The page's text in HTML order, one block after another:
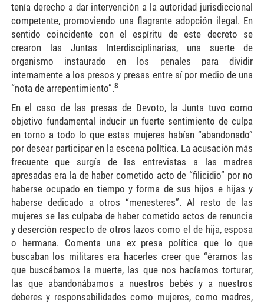
tenía derecho a dar intervención a la autoridad jurisdiccional
competente, promoviendo una flagrante adopción ilegal. En
sentido coincidente con el espíritu de este decreto se
crearon las Juntas Interdisciplinarias, una suerte de
organismo instaurado en los penales para dividir
internamente a los presos y presas entre sí por medio de una
“nota de arrepentimiento”.8
En el caso de las presas de Devoto, la Junta tuvo como
objetivo fundamental inducir un fuerte sentimiento de culpa
en torno a todo lo que estas mujeres habían “abandonado”
por desear participar en la escena política. La acusación más
frecuente que surgía de las entrevistas a las madres
apresadas era la de haber cometido acto de “filicidio” por no
haberse ocupado en tiempo y forma de sus hijos e hijas y
haberse dedicado a otros “menesteres”. Al resto de las
mujeres se las culpaba de haber cometido actos de renuncia
y deserción respecto de otros lazos como el de hija, esposa
o hermana. Comenta una ex presa política que lo que
buscaban los militares era hacerles creer que “éramos las
que buscábamos la muerte, las que nos hacíamos torturar,
las que abandonábamos a nuestros bebés y a nuestros
deberes y responsabilidades como mujeres, como madres,